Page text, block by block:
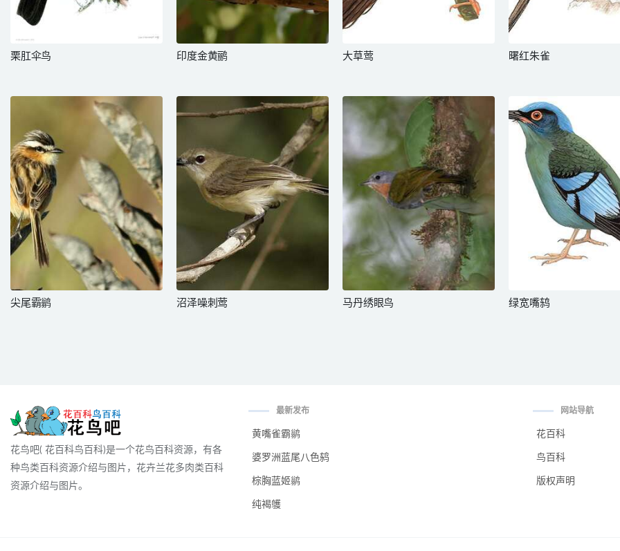
栗肛伞鸟 印度金黄鹂 大草莺 曙红朱雀
尖尾霸鹟 沼泽噪刺莺 马丹绣眼鸟 绿宽嘴鸫
花鸟吧( 花百科鸟百科)是一个花鸟百科资源，有各
种鸟类百科资源介绍与图片，花卉兰花多肉类百科
资源介绍与图片。
最新发布
黄嘴雀霸鹟
婆罗洲蓝尾八色鸫
棕胸蓝姬鹟
纯褐鹱
网站导航
花百科
鸟百科
版权声明